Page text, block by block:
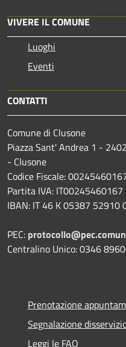
VIVERE IL COMUNE
Luoghi
Eventi
CONTATTI
Comune di Clusone
Piazza Sant' Andrea 1 -
- Clusone
Codice Fiscale:
Partita IVA: IT00245460167
IBAN: IT 46 K 05387 52910
PEC:
Centralino Unico: 0346
Prenotazione
Segnalazione
Leggi le FAQ